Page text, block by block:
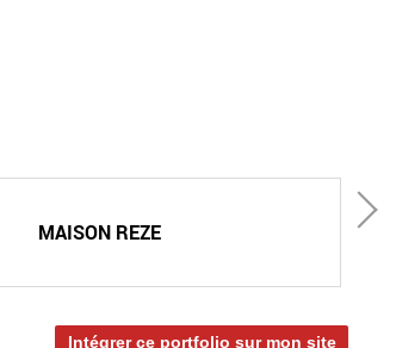
MAISON REZE
Intégrer ce portfolio sur mon site